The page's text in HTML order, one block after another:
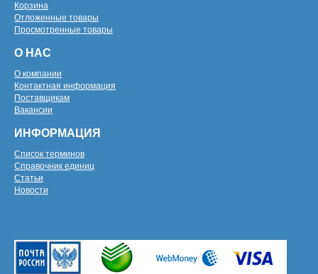
Корзина
Отложенные товары
Просмотренные товары
О НАС
О компании
Контактная информация
Поставщикам
Вакансии
ИНФОРМАЦИЯ
Список терминов
Справочник единиц
Статьи
Новости